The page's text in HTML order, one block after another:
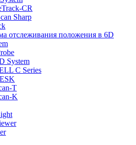
CR
Sharp
отслеживания положения в 6D
System
C Series
T
K